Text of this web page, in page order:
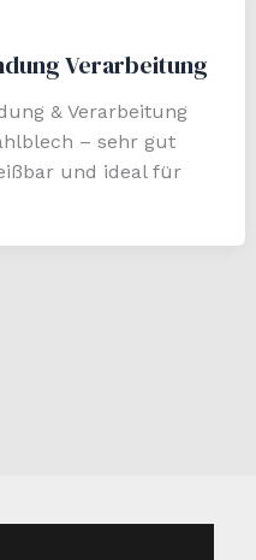
Verarbeitung
& Verarbeitung
– sehr gut
und ideal für